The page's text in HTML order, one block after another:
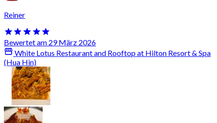
Reiner
Bewertet am 29 März 2026
White Lotus Restaurant and Rooftop at Hilton Resort & Spa
(Hua Hin)